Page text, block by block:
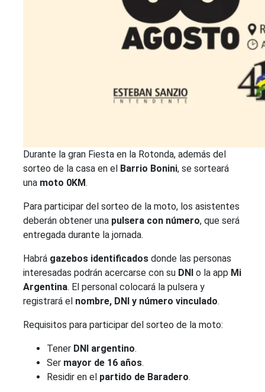
Durante la gran Fiesta en la Rotonda, además del
sorteo de la casa en el Barrio Bonini, se sorteará
una moto 0KM.
Para participar del sorteo de la moto, los asistentes
deberán obtener una pulsera con número, que será
entregada durante la jornada.
Habrá gazebos identificados donde las personas
interesadas podrán acercarse con su DNI o la app Mi
Argentina. El personal colocará la pulsera y
registrará el nombre, DNI y número vinculado.
Requisitos para participar del sorteo de la moto:
Tener DNI argentino.
Ser mayor de 16 años.
Residir en el partido de Baradero.